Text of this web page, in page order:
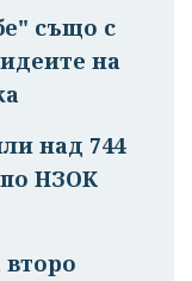
също с
на
над 744
по НЗОК